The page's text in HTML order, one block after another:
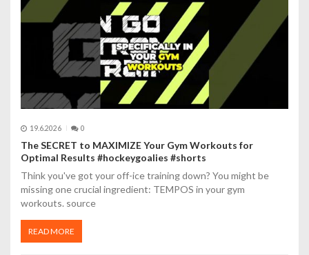
19.6.2026 0
The SECRET to MAXIMIZE Your Gym Workouts for
Optimal Results #hockeygoalies #shorts
Think you've got your off-ice training down? You might be
missing one crucial ingredient: TEMPOS in your gym
workouts. source
READ MORE